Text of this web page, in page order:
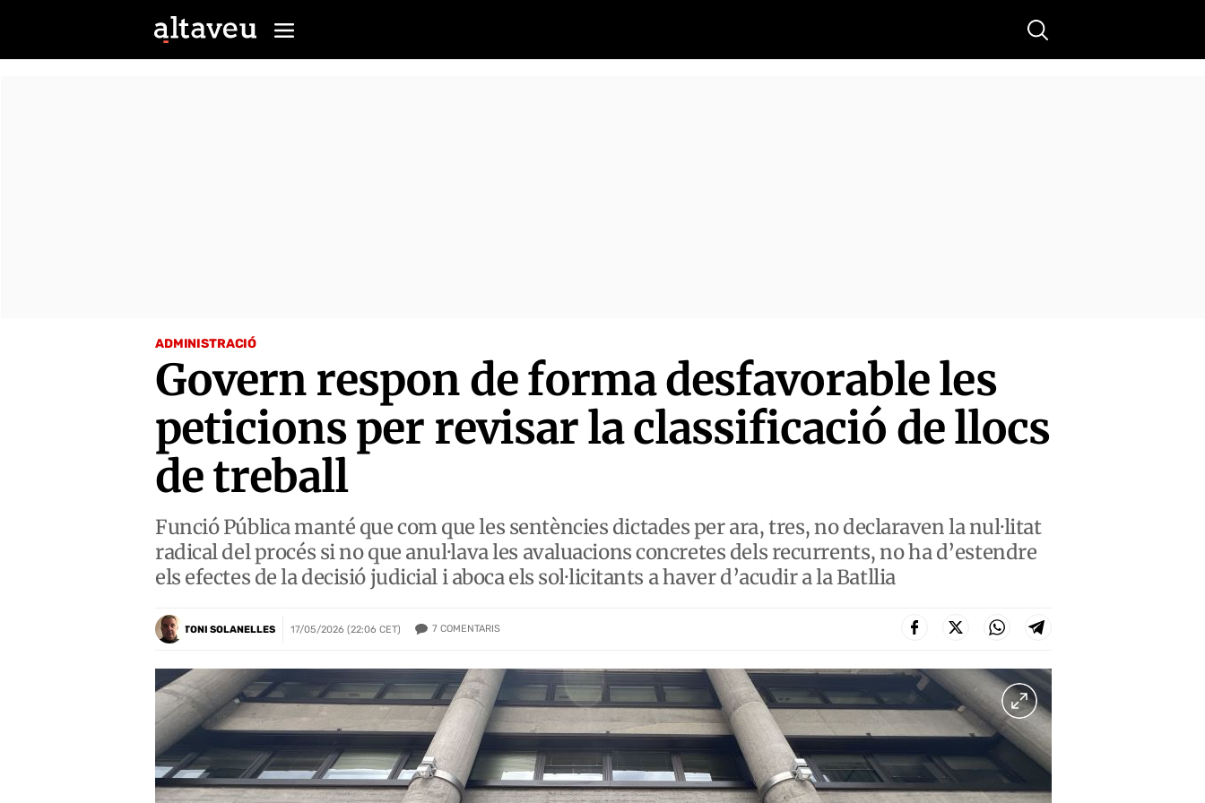
Buscar
ADMINISTRACIÓ
Govern respon de forma desfavorable les
peticions per revisar la classificació de llocs
de treball
Funció Pública manté que com que les sentències dictades per ara, tres, no declaraven la nul·litat
radical del procés si no que anul·lava les avaluacions concretes dels recurrents, no ha d’estendre
els efectes de la decisió judicial i aboca els sol·licitants a haver d’acudir a la Batllia
TONI SOLANELLES 17/05/2026 (22:06 CET) 7 COMENTARIS